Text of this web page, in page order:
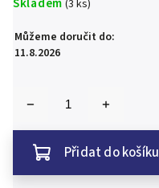
(3 ks)
Můžeme doručit do:
11.8.2026
Přidat do košíku